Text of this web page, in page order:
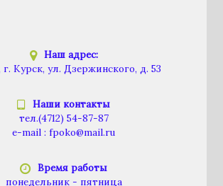
Наш адрес:
г. Курск, ул. Дзержинского, д. 53
Наши контакты
тел.(4712) 54-87-87
e-mail :fpoko@mail.ru
Время работы
понедельник - пятница